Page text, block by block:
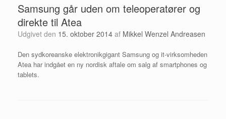
Samsung går uden om teleoperatører og
direkte til Atea
Udgivet den 15. oktober 2014 af Mikkel Wenzel Andreasen
Den sydkoreanske elektronikgigant Samsung og it-virksomheden
Atea har indgået en ny nordisk aftale om salg af smartphones og
tablets.